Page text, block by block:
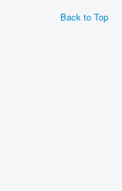
Back to Top